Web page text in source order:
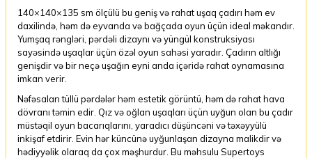
140×140×135 sm ölçülü bu geniş və rahat uşaq çadırı həm ev
daxilində, həm də eyvanda və bağçada oyun üçün ideal məkandır.
Yumşaq rəngləri, pərdəli dizaynı və yüngül konstruksiyası
sayəsində uşaqlar üçün özəl oyun sahəsi yaradır. Çadırın altlığı
genişdir və bir neçə uşağın eyni anda içəridə rahat oynamasına
imkan verir.
Nəfəsalan tüllü pərdələr həm estetik görüntü, həm də rahat hava
dövranı təmin edir. Qız və oğlan uşaqları üçün uyğun olan bu çadır
müstəqil oyun bacarıqlarını, yaradıcı düşüncəni və təxəyyülü
inkişaf etdirir. Evin hər küncünə uyğunlaşan dizayna malikdir və
hədiyyəlik olaraq da çox məşhurdur. Bu məhsulu Supertoys